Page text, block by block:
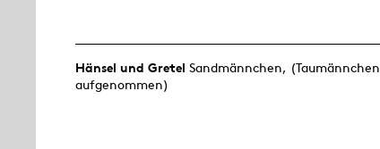
Hänsel und Gretel Sandmännchen, (Taumännchen
aufgenommen)